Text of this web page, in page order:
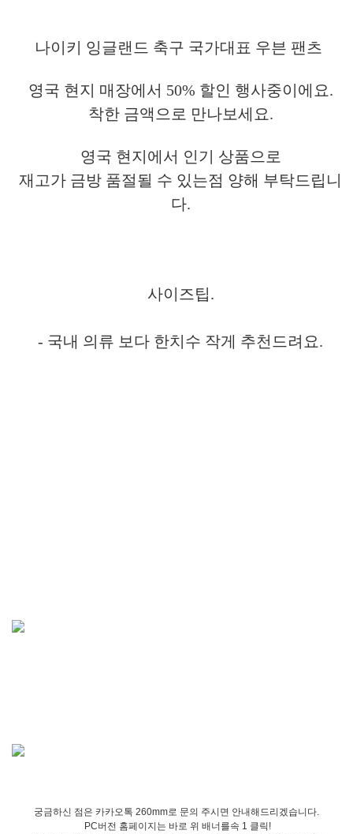
나이키 잉글랜드 축구 국가대표 우븐 팬츠
영국 현지 매장에서 50% 할인 행사중이에요.
착한 금액으로 만나보세요.
영국 현지에서 인기 상품으로
재고가 금방 품절될 수 있는점 양해 부탁드립니
다.
사이즈팁.
- 국내 의류 보다 한치수 작게 추천드려요.
궁금하신 점은 카카오톡 260mm로 문의 주시면 안내해드리겠습니다.
PC버전 홈페이지는 바로 위 배너를속 1 클릭!